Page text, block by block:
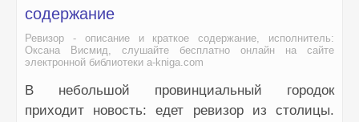
содержание
Ревизор - описание и краткое содержание, исполнитель:
Оксана Висмид, слушайте бесплатно онлайн на сайте
электронной библиотеки a-kniga.com
В небольшой провинциальный городок
приходит новость: едет ревизор из столицы.